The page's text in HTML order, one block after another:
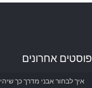
פוסטים אחרונים
איך לבחור אבני מדרך כך